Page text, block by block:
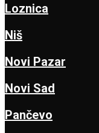
Loznica
Niš
Novi Pazar
Novi Sad
Pančevo